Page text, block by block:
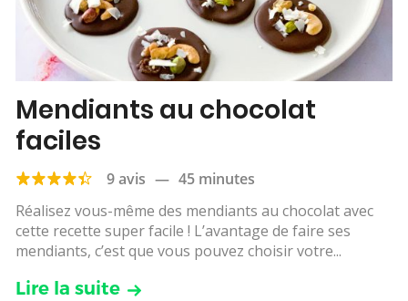
Mendiants au chocolat
faciles
9 avis — 45 minutes
Réalisez vous-même des mendiants au chocolat avec
cette recette super facile ! L’avantage de faire ses
mendiants, c’est que vous pouvez choisir votre...
Lire la suite